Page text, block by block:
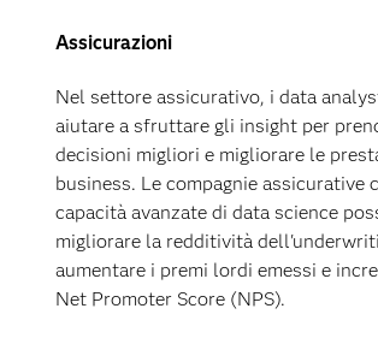
Assicurazioni
Nel settore assicurativo, i data
aiutare a sfruttare gli insight per
decisioni migliori e migliorare le
business. Le compagnie assicurative
capacità avanzate di data science
migliorare la redditività
aumentare i premi lordi emessi e
Net Promoter Score (NPS).